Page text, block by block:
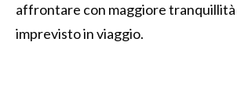
affrontare con maggiore
imprevisto in viaggio.